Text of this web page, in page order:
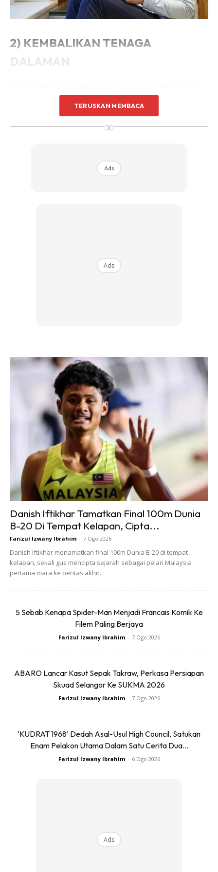
2) KEMBALIKAN TENAGA
tak langsung tenaga dalaman atau batin anda juga akan
meningkat. Selain anda pasangan juga akan dapat merasa
meningkatkan kadar kesihatan kardiovaskular atau
jantung. Dengan setiap aktiviti larian anda akan melatih
jantung untuk bekerja dan membantu pengaliran darah
dengan baik. Anda secara tak langsung boleh
mengurabgkan risiko serangan jantung, darah tinggi atau
4) TURUNKAN BERAT BADAN
MASKULIN sendiri telah melihat banyak testimoni orang
yang berjaya turunkan berat badan dengan berkala dan
baik dengan hanya melakukan larian. Pembakarana kalori
yang efisien akan berlaku jika anda sentiasa konsisten
melakukan aktiviti larian sekali gus membakar lemak yang
degil.
TERUSKAN MEMBACA
∞
Ads
Ads
Danish Iftikhar Tamatkan Final 100m Dunia
B-20 Di Tempat Kelapan, Cipta...
Farizul Izwany Ibrahim - 7 Ogo 2026
Danish Iftikhar menamatkan final 100m Dunia B-20 di tempat
kelapan, sekali gus mencipta sejarah sebagai pelari Malaysia
pertama mara ke pentas akhir.
5 Sebab Kenapa Spider-Man Menjadi Francais Komik Ke
Filem Paling Berjaya
Farizul Izwany Ibrahim - 7 Ogo 2026
ABARO Lancar Kasut Sepak Takraw, Perkasa Persiapan
Skuad Selangor Ke SUKMA 2026
Farizul Izwany Ibrahim - 7 Ogo 2026
‘KUDRAT 1968’ Dedah Asal-Usul High Council, Satukan
Enam Pelakon Utama Dalam Satu Cerita Dua...
Farizul Izwany Ibrahim - 6 Ogo 2026
Ads